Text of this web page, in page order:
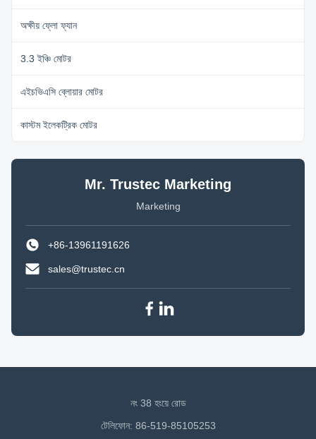
অক্ষীয় ফ্লো ফ্যান
3.3 ইঞ্চি মোটর
এইচভিএসি ব্লোয়ার মোটর
কাস্টম ইলেকট্রিক মোটর
Mr. Trustec Marketing
Marketing
+86-13961191626
sales@trustec.cn
নং 38 হংয়ে রোড
টেলিফোন: 86-519-85105253